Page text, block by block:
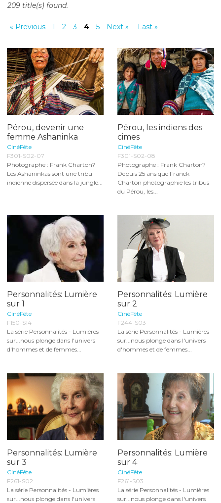
o
n
t
209 title(s) found.
« Previous 1 2 3 4 5 Next » Last »
Pérou, devenir une
femme Ashaninka
CinéFête
F301-S02-07
Photographe : Frank Charton?
Les Ashaninkas sont une tribu
indienne dispersée dans la jungle...
Pérou, les indiens des
cimes
CinéFête
F301-S02-08
Photographe : Frank Charton?
Depuis 25 ans que Franck
Charton photographie les tribus
du Pérou, les...
Personnalités: Lumière
sur 1
CinéFête
F150-S14
La série Personnalités - Lumières
sur...nous plonge dans l'univers
d'hommes et de femmes...
Personnalités: Lumière
sur 2
CinéFête
F244-S03
La série Personnalités - Lumières
sur...nous plonge dans l'univers
d'hommes et de femmes...
Personnalités: Lumière
sur 3
CinéFête
F261-S02
La série Personnalités - Lumières
sur...nous plonge dans l'univers
Personnalités: Lumière
sur 4
CinéFête
F261-S03
La série Personnalités - Lumières
sur...nous plonge dans l'univers